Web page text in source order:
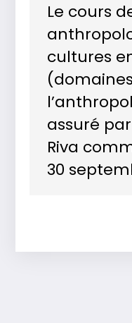
Le cours
cultures
assuré
Riva
30